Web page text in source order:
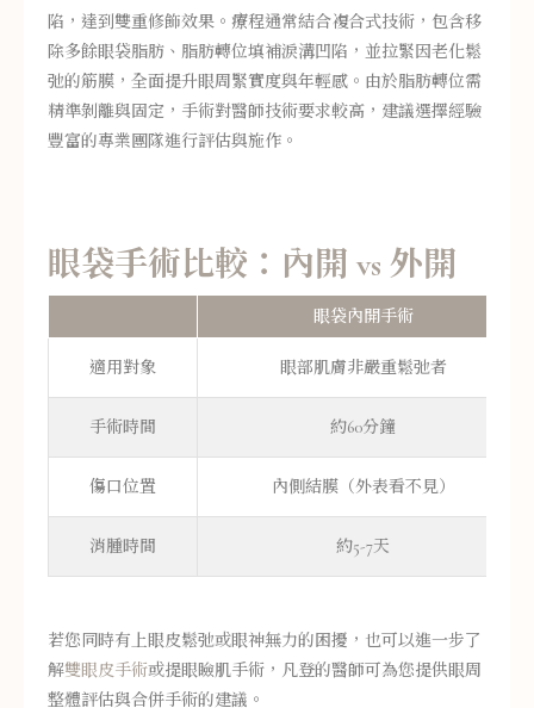
陷，達到雙重修飾效果。療程通常結合複合式技術，包含移
除多餘眼袋脂肪、脂肪轉位填補淚溝凹陷，並拉緊因老化鬆
弛的筋膜，全面提升眼周緊實度與年輕感。由於脂肪轉位需
精準剝離與固定，手術對醫師技術要求較高，建議選擇經驗
豐富的專業團隊進行評估與施作。
眼袋手術比較：內開 vs 外開
眼袋內開手術
適用對象 眼部肌膚非嚴重鬆弛者
手術時間 約60分鐘
傷口位置 內側結膜（外表看不見）
消腫時間 約5-7天
若您同時有上眼皮鬆弛或眼神無力的困擾，也可以進一步了
解雙眼皮手術或提眼瞼肌手術，凡登的醫師可為您提供眼周
整體評估與合併手術的建議。